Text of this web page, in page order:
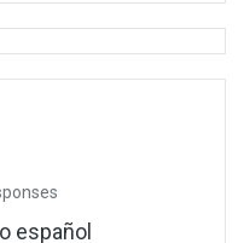
español